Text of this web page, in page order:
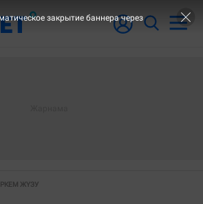
ЖҮЗУ
закрытие баннера через